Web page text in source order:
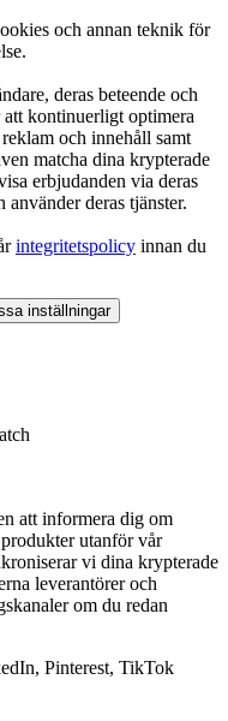
och annan teknik för
deras beteende och
kontinuerligt optimera
och innehåll samt
matcha dina krypterade
erbjudanden via deras
deras tjänster.
integritetspolicy innan du
inställningar
att informera dig om
utanför vår
vi dina krypterade
leverantörer och
om du redan
Pinterest, TikTok